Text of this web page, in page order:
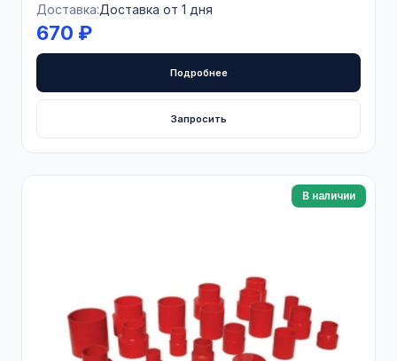
Доставка:Доставка от 1 дня
670 ₽
Подробнее
Запросить
В наличии